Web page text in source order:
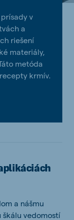
v
a
riešení
materiály,
metóda
krmív.
a nášmu
škálu vedomostí